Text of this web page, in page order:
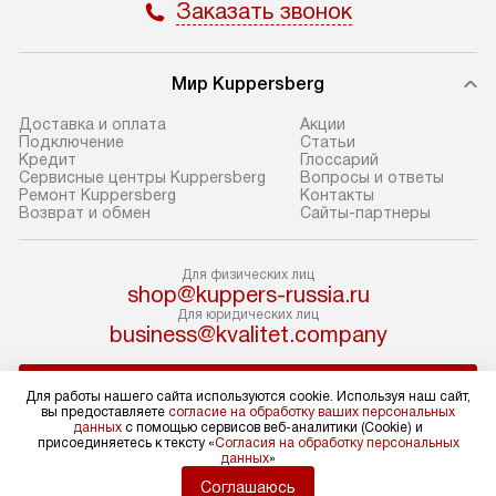
В оговоренный день служба
требуется перенос прибора
до двери квартиры или до места
установки, предварительно
согласуйте это с менеджером.
За данную услугу взимается
они не позволяют пронести его
через дверной проем,
то сотрудники транспортной
службы не смогут демонтировать
дверцы, ручки или другие
выступающие элементы, так как это
может повлечь отказ в проведении
гарантийного ремонта в будущем.
нишу или на
запуск и
консультация
В стандартную
не входят:
коммуникаций,
материалы,
Заказать звонок
Мир Kuppersberg
Доставка и оплата
Подключение
Кредит
Сервисные центры Kuppersberg
Ремонт Kuppersberg
Возврат и обмен
Акции
Cтатьи
Глоссарий
Вопросы и ответы
Контакты
Сайты-партнеры
Для физических лиц
shop@kuppers-russia.ru
Для юридических лиц
business@kvalitet.company
Политика конфиденциальности
Условия продажи
Карта сайта
Для работы нашего сайта используются cookie. Используя наш сайт,
вы предоставляете согласие на обработку ваших персональных
данных с помощью сервисов веб-аналитики (Cookie) и
присоединяетесь к тексту «Согласия на обработку персональных
данных»
Соглашаюсь